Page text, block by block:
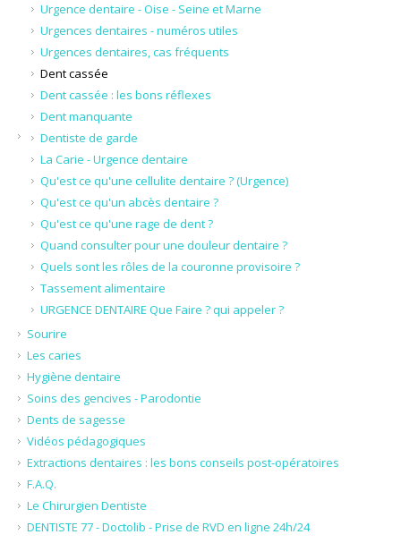
Urgence dentaire - Oise - Seine et Marne
Urgences dentaires - numéros utiles
Urgences dentaires, cas fréquents
Dent cassée
Dent cassée : les bons réflexes
Dent manquante
Dentiste de garde
La Carie - Urgence dentaire
Qu'est ce qu'une cellulite dentaire ? (Urgence)
Qu'est ce qu'un abcès dentaire ?
Qu'est ce qu'une rage de dent ?
Quand consulter pour une douleur dentaire ?
Quels sont les rôles de la couronne provisoire ?
Tassement alimentaire
URGENCE DENTAIRE Que Faire ? qui appeler ?
Sourire
Les caries
Hygiène dentaire
Soins des gencives - Parodontie
Dents de sagesse
Vidéos pédagogiques
Extractions dentaires : les bons conseils post-opératoires
F.A.Q.
Le Chirurgien Dentiste
DENTISTE 77 - Doctolib - Prise de RVD en ligne 24h/24